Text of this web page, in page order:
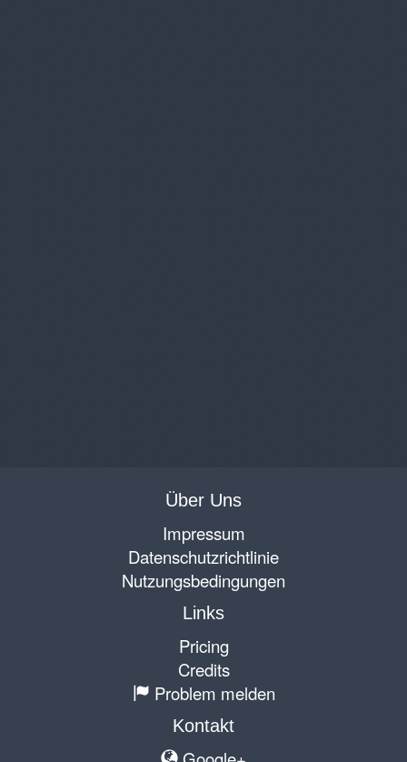
Über Uns
Impressum
Datenschutzrichtlinie
Nutzungsbedingungen
Links
Pricing
Credits
Problem melden
Kontakt